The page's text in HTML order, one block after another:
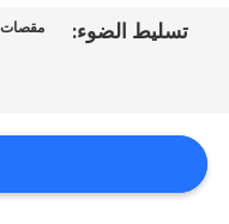
اقتباس
الموقع
تسليط الضوء: